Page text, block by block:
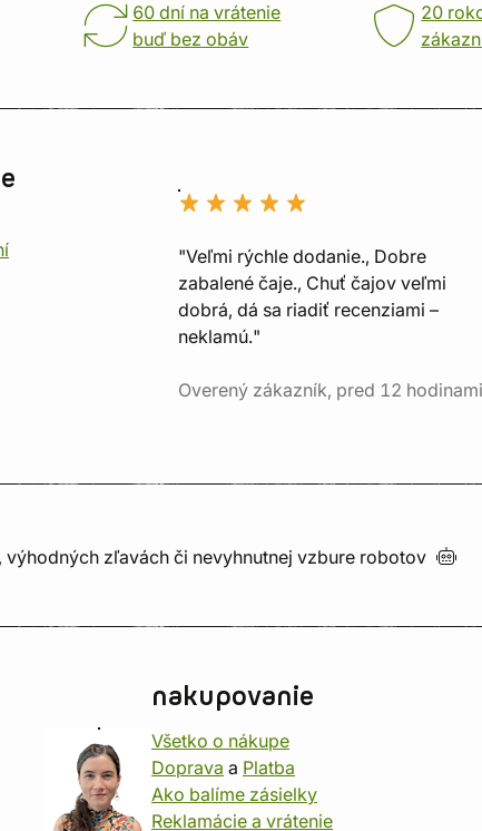
60 dní na vrátenie
buď bez obáv
20
"Veľmi rýchle dodanie., Dobre
zabalené čaje., Chuť čajov veľmi
dobrá, dá sa riadiť recenziami –
neklamú."
Overený zákazník, pred 12 hodinami
zľavách či nevyhnutnej vzbure robotov
nakupovanie
Všetko o nákupe
Doprava a Platba
Ako balíme zásielky
Reklamácie a vrátenie